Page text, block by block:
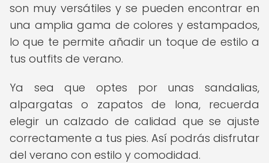
son muy versátiles y se pueden encontrar en
una amplia gama de colores y estampados,
lo que te permite añadir un toque de estilo a
tus outfits de verano.
Ya sea que optes por unas sandalias,
alpargatas o zapatos de lona, recuerda
elegir un calzado de calidad que se ajuste
correctamente a tus pies. Así podrás disfrutar
del verano con estilo y comodidad.